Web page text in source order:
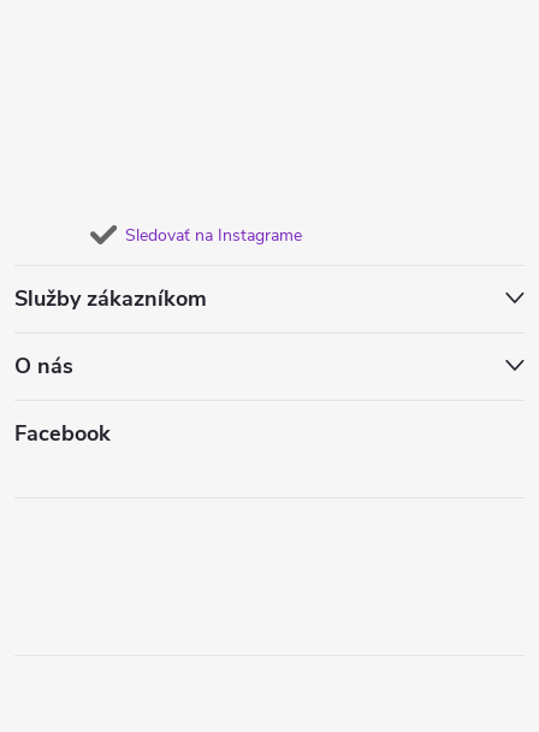
Sledovať na Instagrame
Služby zákazníkom
O nás
Facebook